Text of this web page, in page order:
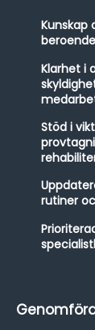
Kunskap
beroende
Klarhet i
Stöd i
rutiner